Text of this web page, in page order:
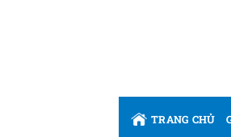
TRANG CHỦ